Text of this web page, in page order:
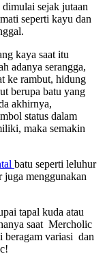
dimulai sejak jutaan
seperti kayu dan
kaya saat itu
adanya serangga,
ke rambut, hidung
berupa batu yang
akhirnya,
status dalam
maka semakin
batu seperti leluhur
juga menggunakan
tapal kuda atau
saat Mercholic
beragam variasi dan